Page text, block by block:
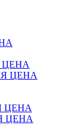
ЦЕНА
ЦЕНА
ЦЕНА
ЦЕНА